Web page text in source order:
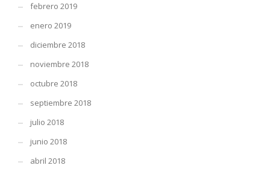
febrero 2019
enero 2019
diciembre 2018
noviembre 2018
octubre 2018
septiembre 2018
julio 2018
junio 2018
abril 2018